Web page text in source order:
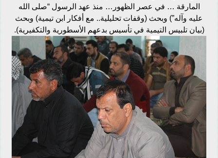
المارقة … في عصر الظهور… منذ عهد الرسول “صلى الله
عليه وآله”) وبحث (وقفات تحليلية.. مع أفكار ابن تيمية) وبحث
(بيان تلبيس التيمية في تأسيس بدعهم الأسطورية والتكفيرية).